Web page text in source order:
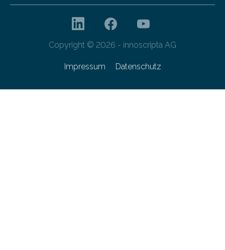
Copyright © 2026 - innoscripta AG
Impressum Datenschutz